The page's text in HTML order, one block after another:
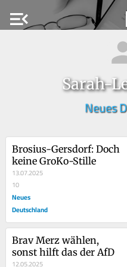
menu_open
Sarah-
Neues
Brosius-Gersdorf: Doch
keine GroKo-Stille
13.07.2025
10
Neues
Deutschland
Brav Merz wählen,
sonst hilft das der AfD
12.05.2025